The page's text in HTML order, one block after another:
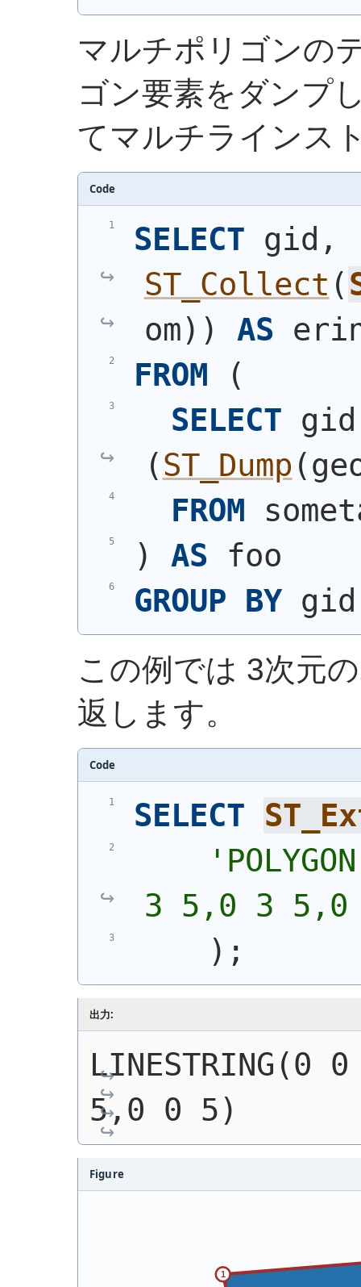
マルチポリゴンの
ゴン要素をダンプ
てマルチラインス
Code
SELECT
ST_Collect (
om) ) AS
FROM
(
SELECT
(ST_Dump (
FROM
)
AS foo
GROUP BY
この例では 3次元
返します。
Code
SELECT
'
3 5,0 3
) ;
出力:
5,0 0 5)
Figure